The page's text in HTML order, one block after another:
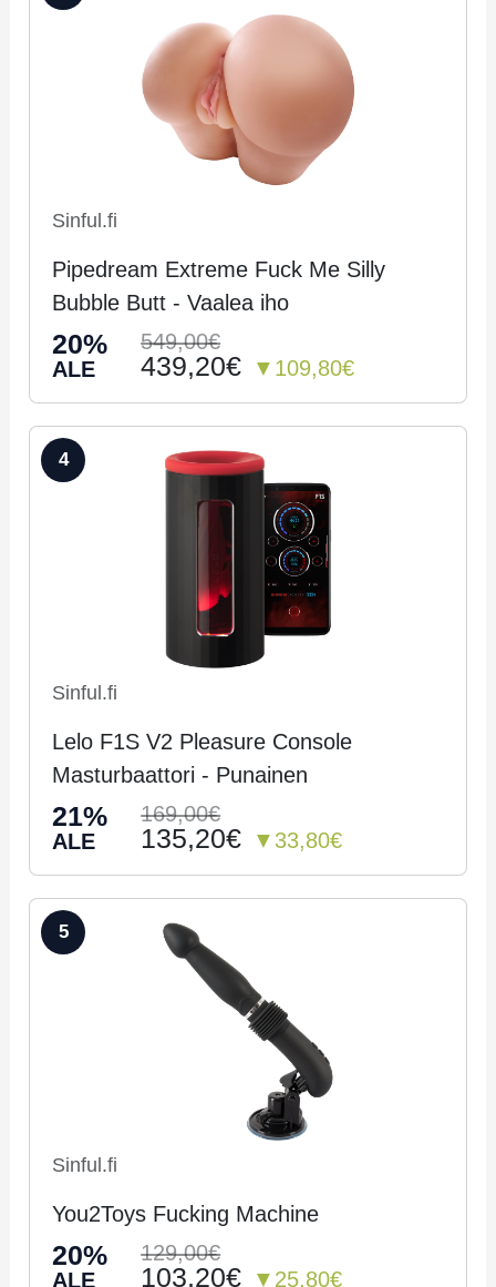
Sinful.fi
Pipedream Extreme Fuck Me Silly
Bubble Butt - Vaalea iho
20%
ALE
549,00€
439,20€ ▼109,80€
4
Sinful.fi
Lelo F1S V2 Pleasure Console
Masturbaattori - Pu­nai­nen
21%
ALE
169,00€
135,20€ ▼33,80€
5
Sinful.fi
You2Toys Fucking Machine
20%
ALE
129,00€
103,20€ ▼25,80€